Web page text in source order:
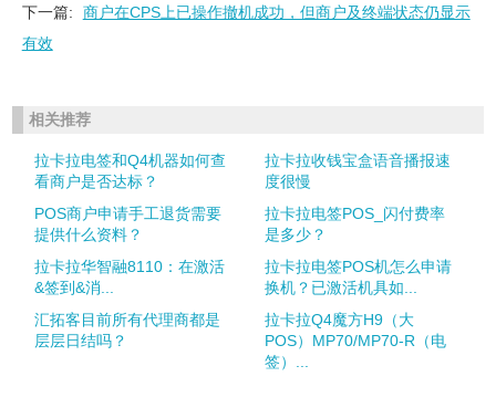
下一篇:
商户在CPS上已操作撤机成功，但商户及终端状态仍显示
有效
相关推荐
拉卡拉电签和Q4机器如何查
看商户是否达标？
拉卡拉收钱宝盒语音播报速
度很慢
POS商户申请手工退货需要
提供什么资料？
拉卡拉电签POS_闪付费率
是多少？
拉卡拉华智融8110：在激活
&签到&消...
拉卡拉电签POS机怎么申请
换机？已激活机具如...
汇拓客目前所有代理商都是
层层日结吗？
拉卡拉Q4魔方H9（大
POS）MP70/MP70-R（电
签）...